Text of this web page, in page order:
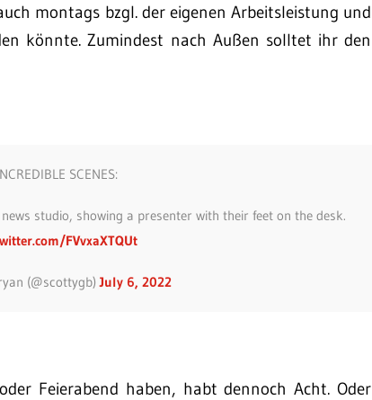
montags bzgl. der eigenen Arbeitsleistung und
könnte. Zumindest nach Außen solltet ihr den
SCENES:
studio, showing a presenter with their feet on the desk.
FVvxaXTQUt
(@scottygb)July 6, 2022
Feierabend haben, habt dennoch Acht. Oder